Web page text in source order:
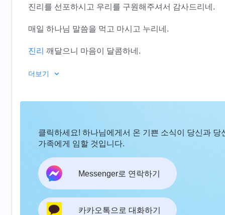
진리를 선포하시고 우리를 구원해주셔서 감사드리네.
매일 하나님 말씀을 먹고 마시고 누리네.
진리 깨달으니 마음이 달콤하네.
세상의 사악함과 어두움을 간파하고
우리를 인생의 바른길로 이끌어주시니 감사합니다.
세속의 얽매임과 속박을 벗어버리고
본분을 잘 이행하며 하나님 앞에서 살아가네.
전능하신 하나님,
더보기
클릭하세요! 하나님에게서 온 기쁜 소식이 당신과 당
가족에게 임할 것입니다.
Messenger로 연락하기
카카오톡으로 대화하기